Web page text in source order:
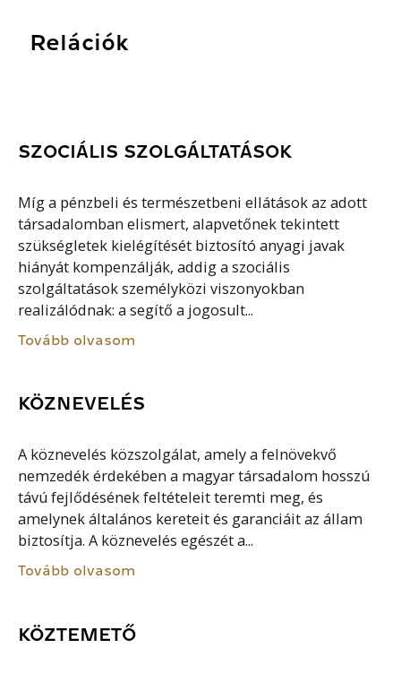
Relációk
SZOCIÁLIS SZOLGÁLTATÁSOK
Míg a pénzbeli és természetbeni ellátások az adott
társadalomban elismert, alapvetőnek tekintett
szükségletek kielégítését biztosító anyagi javak
hiányát kompenzálják, addig a szociális
szolgáltatások személyközi viszonyokban
realizálódnak: a segítő a jogosult...
Tovább olvasom
KÖZNEVELÉS
A köznevelés közszolgálat, amely a felnövekvő
nemzedék érdekében a magyar társadalom hosszú
távú fejlődésének feltételeit teremti meg, és
amelynek általános kereteit és garanciáit az állam
biztosítja. A köznevelés egészét a...
Tovább olvasom
KÖZTEMETŐ